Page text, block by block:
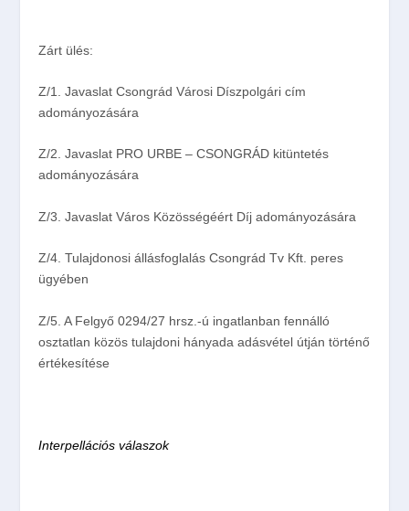
Zárt ülés:
Z/1.
Javaslat Csongrád Városi Díszpolgári cím
adományozására
Z/2. Javaslat PRO URBE – CSONGRÁD kitüntetés
adományozására
Z/3 . Javaslat Város Közösségéért Díj adományozására
Z/4. Tulajdonosi állásfoglalás Csongrád Tv Kft. peres
ügyében
Z/5. A Felgyő 0294/27 hrsz.-ú ingatlanban fennálló
osztatlan közös tulajdoni hányada adásvétel útján történő
értékesítése
Interpellációs válaszok